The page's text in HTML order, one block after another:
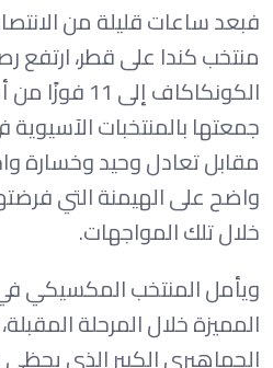
فبعد ساعات قليلة من
منتخب كندا على قطر، ارتفع
جمعتها بالمنتخبات الآسيوية
مقابل تعادل وحيد وخسارة
واضح على الهيمنة التي
خلال تلك المواجهات.
ويأمل المنتخب المكسيكي
المميزة خلال المرحلة
الجماهيري الكبير الذي